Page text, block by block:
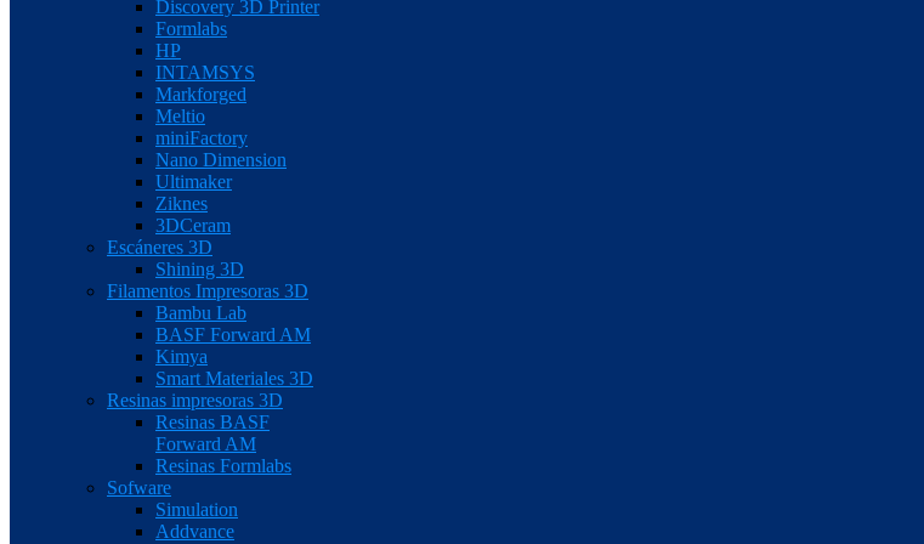
Discovery 3D Printer
Formlabs
HP
INTAMSYS
Markforged
Meltio
miniFactory
Nano Dimension
Ultimaker
Ziknes
3DCeram
Escáneres 3D
Shining 3D
Filamentos Impresoras 3D
Bambu Lab
BASF Forward AM
Kimya
Smart Materiales 3D
Resinas impresoras 3D
Resinas BASF
Forward AM
Resinas Formlabs
Sofware
Simulation
Addvance